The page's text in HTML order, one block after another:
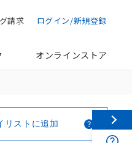
ログイン/新規登録
請求
オンラインストア
リストに追加